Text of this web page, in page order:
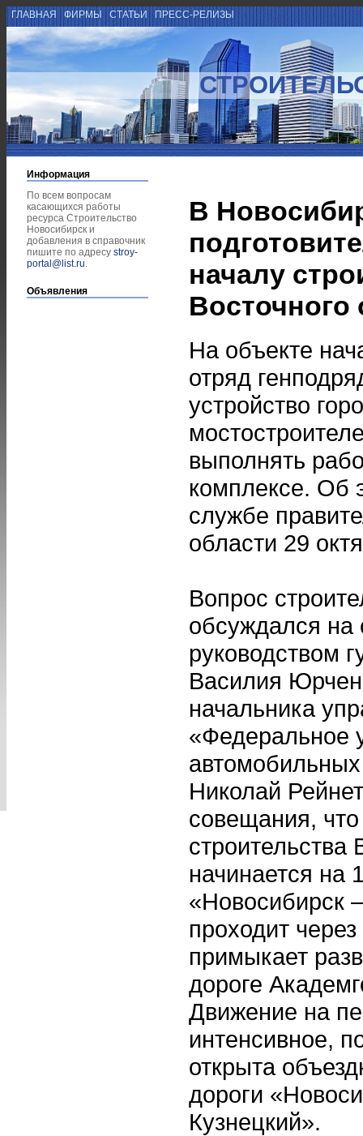
ГЛАВНАЯ ФИРМЫ СТАТЬИ ПРЕСС-РЕЛИЗЫ
Информация
По всем вопросам
касающихся работы
ресурса Строительство
Новосибирск и
добавления в справочник
пишите по адресу stroy-
portal@list.ru.
Объявления
В
началу
Восточного
На объекте
отряд
устройство
выполнять
комплексе. Об
службе
области 29
Вопрос
обсуждался
руководством
Василия
начальника
«Федеральное
Николай
совещания,
строительства
начинается на
«Новосибирск
проходит
примыкает
дороге
Движение на
интенсивное,
открыта
дороги
Кузнецкий».